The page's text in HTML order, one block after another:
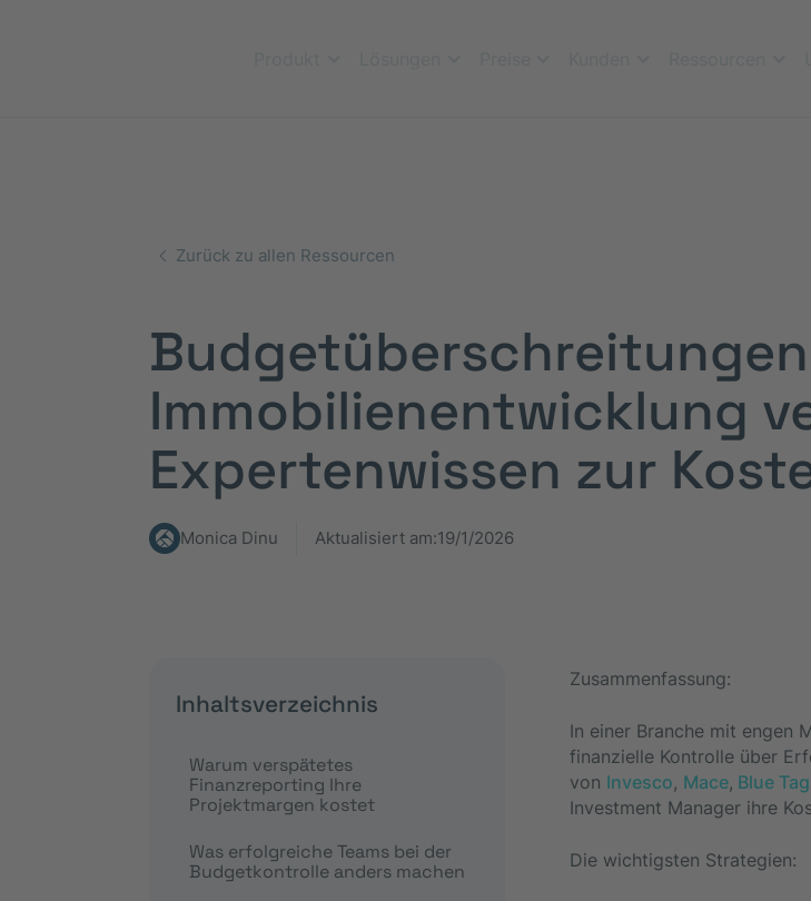
Zurück zu allen Ressourcen
Immobilienentwicklung
Expertenwissen zur
Monica Dinu Aktualisiert am:19/1/2026
Inhaltsverzeichnis
Warum verspätetes
Finanzreporting Ihre
Projektmargen kostet
Was erfolgreiche Teams bei der
Budgetkontrolle anders machen
Zusammenfassung:
In einer Branche mit engen
finanzielle Kontrolle über
von Invesco, Mace, Blue
Investment Manager ihre
Die wichtigsten Strategien: